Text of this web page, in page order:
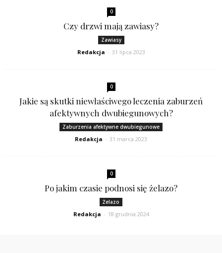
0
Czy drzwi mają zawiasy?
Zawiasy
Redakcja - 31 lipca 2023
0
Jakie są skutki niewłaściwego leczenia zaburzeń
afektywnych dwubiegunowych?
Zaburzenia afektywne dwubiegunowe
Redakcja - 31 marca 2023
0
Po jakim czasie podnosi się żelazo?
Żelazo
Redakcja - 18 grudnia 2024